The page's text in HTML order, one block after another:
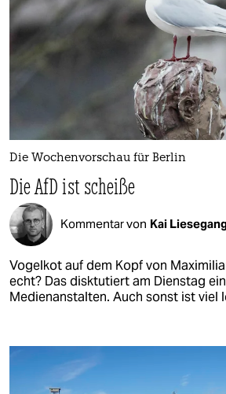
Die Wochenvorschau für Berlin
Die AfD ist scheiße
Kommentar von Kai
Vogelkot auf dem Kopf von
echt? Das disktutiert am Dienstag
Medienanstalten. Auch sonst ist viel